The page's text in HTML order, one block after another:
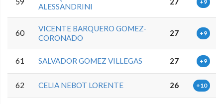
ALESSANDRINI
+9
60
VICENTE BARQUERO GOMEZ-
CORONADO
27 +9
61 SALVADOR GOMEZ VILLEGAS 27 +9
62 CELIA NEBOT LORENTE 26 +10